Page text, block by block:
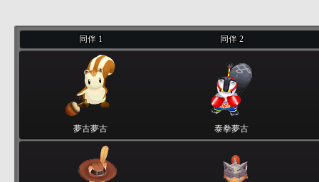
同伴 1 同伴 2
夢古夢古 泰拳夢古